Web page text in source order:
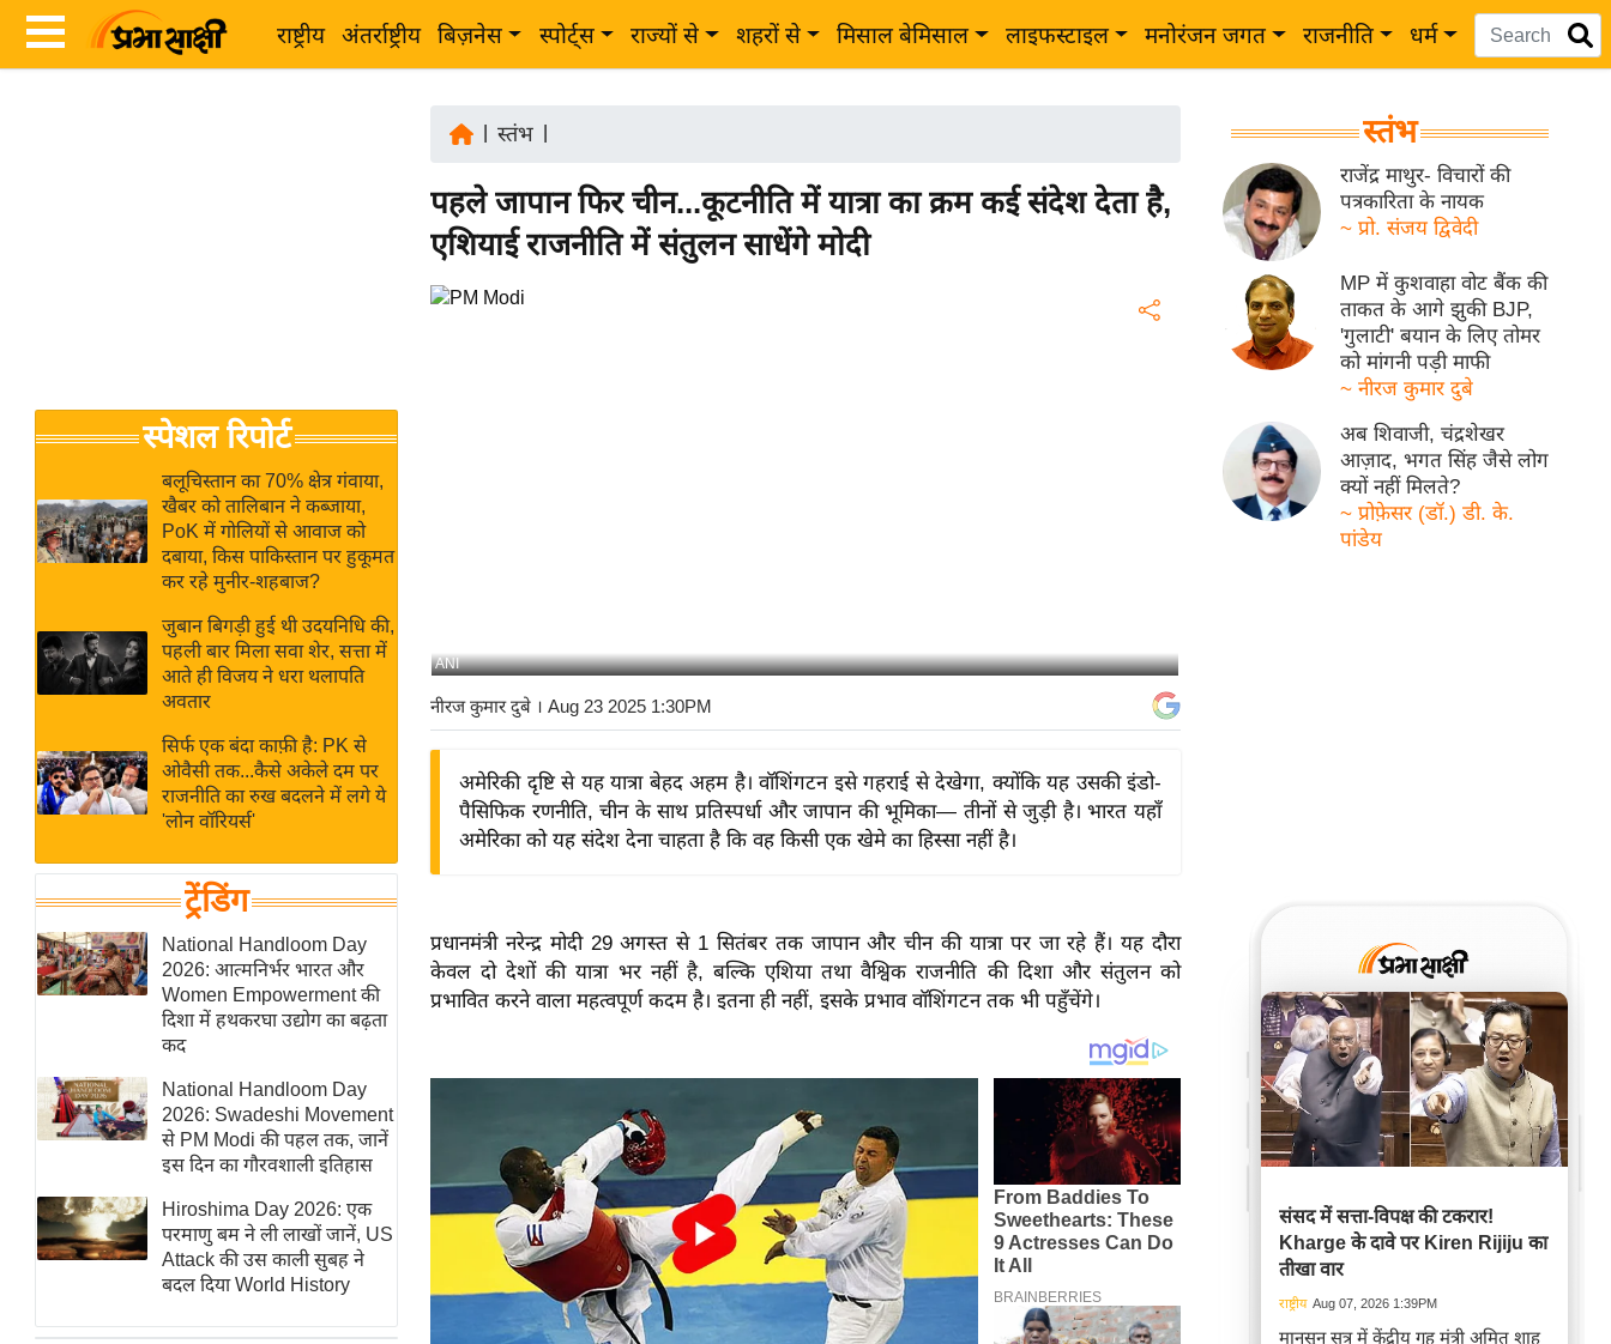
राष्ट्रीय अंतर्राष्ट्रीय बिज़नेस स्पोर्ट्स राज्यों से शहरों से मिसाल बेमिसाल लाइफस्टाइल मनोरंजन जगत राजनीति धर्म
Breaking
News in
Hindi
Hindi
Videos
जगत
राय
बजट
IPL
2026
ई-पेपर
मिसाल बेमिसाल
शख्सियत
यंग इंडिया
साहित्य जगत
ऑटो वर्ल्ड
न्यूज ब्रीफ
मनोरंजन जगत
बॉलीवुड
हॉलीवुड
फिल्म समीक्षा
Breaking
News
लाइफस्टाइल
टेक्नॉलॉजी
स्पेशल रिपोर्ट
बलूचिस्तान का 70% क्षेत्र गंवाया,
खैबर को तालिबान ने कब्जाया,
PoK में गोलियों से आवाज को
दबाया, किस पाकिस्तान पर हुकूमत
कर रहे मुनीर-शहबाज?
जुबान बिगड़ी हुई थी उदयनिधि की,
पहली बार मिला सवा शेर, सत्ता में
आते ही विजय ने धरा थलापति
अवतार
सिर्फ एक बंदा काफ़ी है: PK से
ओवैसी तक...कैसे अकेले दम पर
राजनीति का रुख बदलने में लगे ये
'लोन वॉरियर्स'
ट्रेंडिंग
National Handloom Day
2026: आत्मनिर्भर भारत और
Women Empowerment की
दिशा में हथकरघा उद्योग का बढ़ता
कद
National Handloom Day
2026: Swadeshi Movement
से PM Modi की पहल तक, जानें
इस दिन का गौरवशाली इतिहास
Hiroshima Day 2026: एक
परमाणु बम ने ली लाखों जानें, US
Attack की उस काली सुबह ने
बदल दिया World History
स्तंभ
पहले जापान फिर चीन...कूटनीति में यात्रा का क्रम कई संदेश देता है,
एशियाई राजनीति में संतुलन साधेंगे मोदी
ANI
नीरज कुमार दुबे । Aug 23 2025 1:30PM
अमेरिकी दृष्टि से यह यात्रा बेहद अहम है। वॉशिंगटन इसे गहराई से देखेगा, क्योंकि यह उसकी इंडो-
पैसिफिक रणनीति, चीन के साथ प्रतिस्पर्धा और जापान की भूमिका— तीनों से जुड़ी है। भारत यहाँ
अमेरिका को यह संदेश देना चाहता है कि वह किसी एक खेमे का हिस्सा नहीं है।
प्रधानमंत्री नरेन्द्र मोदी 29 अगस्त से 1 सितंबर तक जापान और चीन की यात्रा पर जा रहे हैं। यह दौरा
केवल दो देशों की यात्रा भर नहीं है, बल्कि एशिया तथा वैश्विक राजनीति की दिशा और संतुलन को
प्रभावित करने वाला महत्वपूर्ण कदम है। इतना ही नहीं, इसके प्रभाव वॉशिंगटन तक भी पहुँचेंगे।
स्तंभ
राजेंद्र माथुर- विचारों की
पत्रकारिता के नायक
~ प्रो. संजय द्विवेदी
MP में कुशवाहा वोट बैंक की
ताकत के आगे झुकी BJP,
'गुलाटी' बयान के लिए तोमर
को मांगनी पड़ी माफी
~ नीरज कुमार दुबे
अब शिवाजी, चंद्रशेखर
आज़ाद, भगत सिंह जैसे लोग
क्यों नहीं मिलते?
~ प्रोफ़ेसर (डॉ.) डी. के.
पांडेय
संसद में सत्ता-विपक्ष की टकरार!
Kharge के दावे पर Kiren Rijiju का
तीखा वार
राष्ट्रीय Aug 07, 2026 1:39PM
मानसून सत्र में केंद्रीय गृह मंत्री अमित शाह